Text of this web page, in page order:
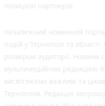
позицією партнерів
Незалежний новинний
подій у Тернополі та
розміром аудиторії. Новини
мультимедійною редакцією
висвітлюємо важливі та
Тернополя. Редакція